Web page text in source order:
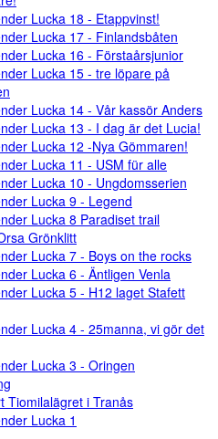
Lucka 18 - Etappvinst!
Lucka 17 - Finlandsbåten
Lucka 16 - Förstaårsjunior
Lucka 15 - tre löpare på
Lucka 14 - Vår kassör Anders
Lucka 13 - I dag är det Lucia!
Lucka 12 -Nya Gömmaren!
Lucka 11 - USM für alle
Lucka 10 - Ungdomsserien
Lucka 9 - Legend
Lucka 8 Paradiset trail
Grönklitt
Lucka 7 - Boys on the rocks
Lucka 6 - Äntligen Venla
Lucka 5 - H12 laget Stafett
Lucka 4 - 25manna, vi gör det
Lucka 3 - Oringen
Tiomilalägret i Tranås
Lucka 1